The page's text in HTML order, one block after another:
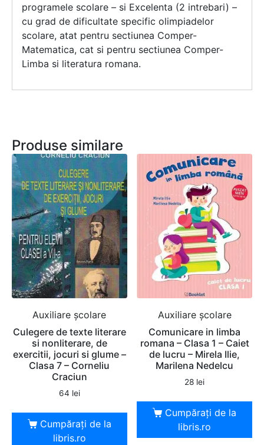
programele scolare – si Excelenta (2 intrebari) –
cu grad de dificultate specific olimpiadelor
scolare, atat pentru sectiunea Comper-
Matematica, cat si pentru sectiunea Comper-
Limba si literatura romana.
Produse similare
Auxiliare şcolare
Culegere de texte literare
si nonliterare, de
exercitii, jocuri si glume –
Clasa 7 – Corneliu
Craciun
64 lei
Cumpărați de la
libris.ro
Auxiliare şcolare
Comunicare in limba
romana – Clasa 1 – Caiet
de lucru – Mirela Ilie,
Marilena Nedelcu
28 lei
Cumpărați de la
libris.ro